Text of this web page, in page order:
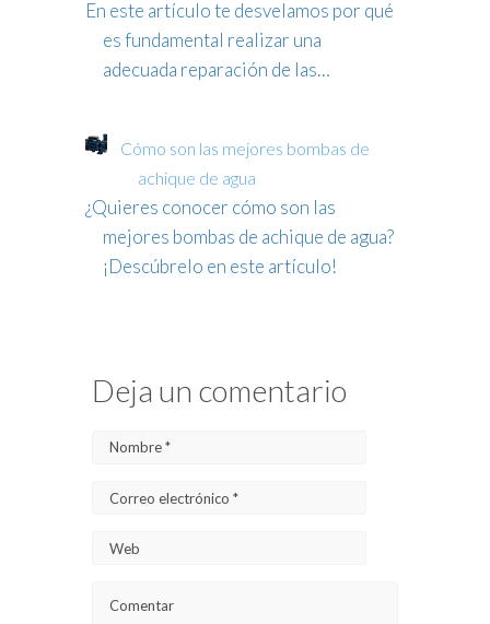
En este artículo te desvelamos por qué
es fundamental realizar una
adecuada reparación de las…
Cómo son las mejores bombas de
achique de agua
¿Quieres conocer cómo son las
mejores bombas de achique de agua?
¡Descúbrelo en este artículo!
Deja un comentario